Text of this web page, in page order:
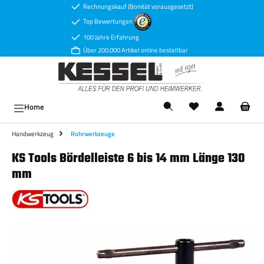
Zum Hauptinhalt springenRechnungskauf (Bonität vorausgesetzt)
Top Bewertungen
100 Jahre Erfahrung
Über 200.000 Artikel online bestellbar
Home
Handwerkzeug Rohrwerkzeuge
KS Tools Bördelleiste 6 bis 14 mm Länge 130
mm